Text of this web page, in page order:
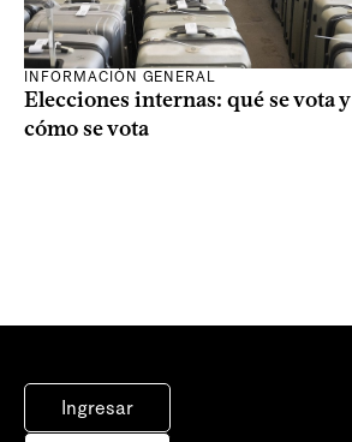
INFORMACIÓN GENERAL
Elecciones internas: qué se vota y
cómo se vota
Ingresar